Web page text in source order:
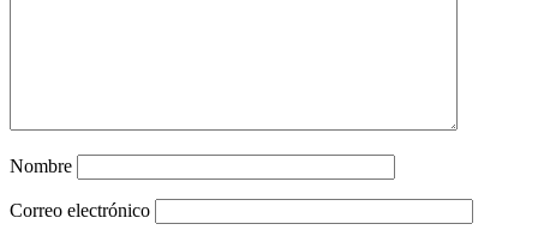
Nombre
Correo electrónico